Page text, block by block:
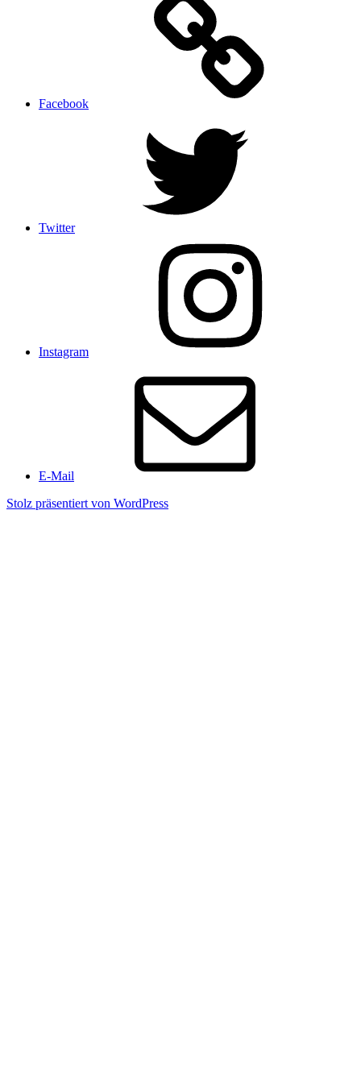
Facebook
Twitter
Instagram
E-Mail
Stolz präsentiert von WordPress